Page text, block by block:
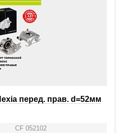
перед. прав. d=52мм
CF 052102